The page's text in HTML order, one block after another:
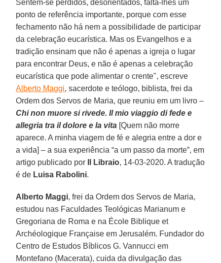
Sentem-se perdidos, desorientados, falta-lhes um
ponto de referência importante, porque com esse
fechamento não há nem a possibilidade de participar
da celebração eucarística. Mas os Evangelhos e a
tradição ensinam que não é apenas a igreja o lugar
para encontrar Deus, e não é apenas a celebração
eucarística que pode alimentar o crente", escreve
Alberto Maggi, sacerdote e teólogo, biblista, frei da
Ordem dos Servos de Maria, que reuniu em um livro –
Chi non muore si rivede. Il mio viaggio di fede e
allegria tra il dolore e la vita [Quem não morre
aparece. A minha viagem de fé e alegria entre a dor e
a vida] – a sua experiência “a um passo da morte”, em
artigo publicado por
Il Libraio, 14-03-2020. A tradução
é de Luisa Rabolini.
Alberto Maggi, frei da Ordem dos Servos de Maria,
estudou nas Faculdades Teológicas Marianum e
Gregoriana de Roma e na École Biblique et
Archéologique Française em Jerusalém. Fundador do
Centro de Estudos Bíblicos G. Vannucci em
Montefano (Macerata), cuida da divulgação das